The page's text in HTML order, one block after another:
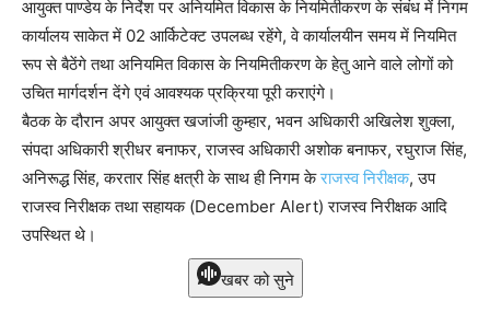
आयुक्त पाण्डेय के निर्देश पर अनियमित विकास के नियमितीकरण के संबंध में निगम
कार्यालय साकेत में 02 आर्किटेक्ट उपलब्ध रहेंगे, वे कार्यालयीन समय में नियमित
रूप से बैठेंगे तथा अनियमित विकास के नियमितीकरण के हेतु आने वाले लोगों को
उचित मार्गदर्शन देंगे एवं आवश्यक प्रक्रिया पूरी कराएंगे।
बैठक के दौरान अपर आयुक्त खजांजी कुम्हार, भवन अधिकारी अखिलेश शुक्ला,
संपदा अधिकारी श्रीधर बनाफर, राजस्व अधिकारी अशोक बनाफर, रघुराज सिंह,
अनिरूद्ध सिंह, करतार सिंह क्षत्री के साथ ही निगम केराजस्व निरीक्षक, उप
राजस्व निरीक्षक तथा सहायक (December Alert) राजस्व निरीक्षक आदि
उपस्थित थे।
खबर को सुने